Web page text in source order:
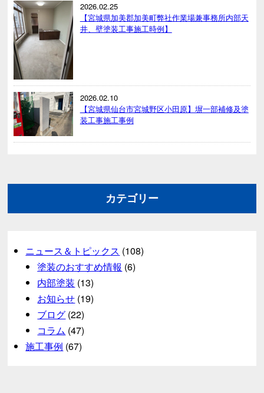
2026.02.25
【宮城県加美郡加美町弊社作業場兼事務所内部天
井、壁塗装工事施工時例】
2026.02.10
【宮城県仙台市宮城野区小田原】塀一部補修及塗
装工事施工事例
カテゴリー
ニュース＆トピックス (108)
塗装のおすすめ情報 (6)
内部塗装 (13)
お知らせ (19)
ブログ (22)
コラム (47)
施工事例 (67)